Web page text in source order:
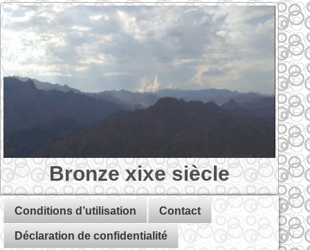
Bronze xixe siècle
Conditions d’utilisation Contact
Déclaration de confidentialité